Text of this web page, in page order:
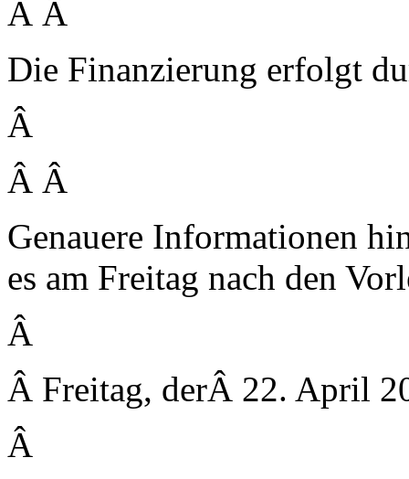
Â Â
Die Finanzierung erfolgt
Â
Â Â
Genauere Informationen
es am Freitag nach den
Â
Â Freitag, derÂ 22. April
Â